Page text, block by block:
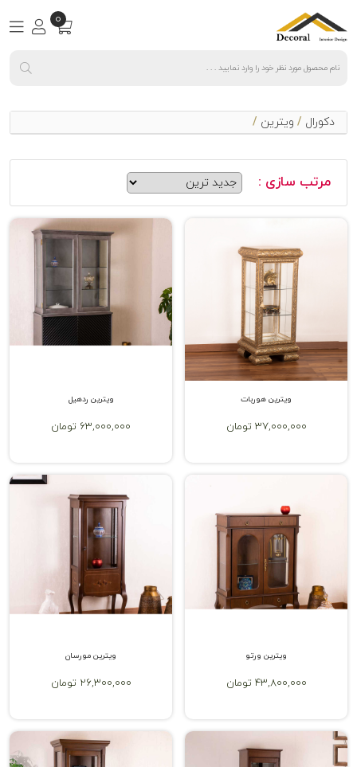
0
دکورال / ویترین /
مرتب سازی :
ویترین هوربات
37,000,000 تومان
ویترین ردهیل
63,000,000 تومان
ویترین ورتو
43,800,000 تومان
ویترین مورسان
26,300,000 تومان